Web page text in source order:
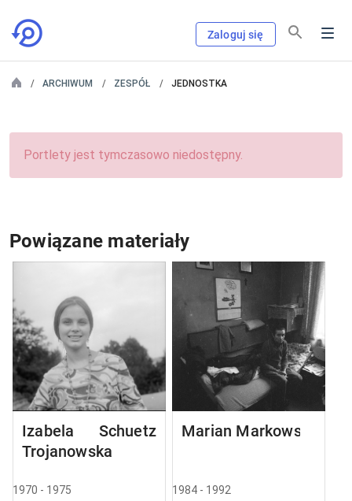
Zaloguj się
ARCHIWUM ZESPÓŁ JEDNOSTKA
Portlety jest tymczasowo niedostępny.
Powiązane materiały
Izabela Schuetz
Trojanowska
1970 - 1975
Marian Markowski
1984 - 1992